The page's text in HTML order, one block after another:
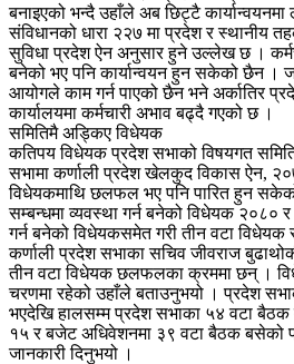
बनाइएको भन्दै उहाँले अब छिट्टै कार्यान्वयनमा
संविधानको धारा २२७ मा प्रदेश र स्थानीय
सुविधा प्रदेश ऐन अनुसार हुने उल्लेख छ ।
बनेको भए पनि कार्यान्वयन हुन सकेको छैन ।
आयोगले काम गर्न पाएको छैन भने अर्कातिर
कार्यालयमा कर्मचारी अभाव बढ्दै गएको छ ।
समितिमै अड्किए विधेयक
कतिपय विधेयक प्रदेश सभाको विषयगत
सभामा कर्णाली प्रदेश खेलकुद विकास ऐन,
विधेयकमाथि छलफल भए पनि पारित हुन
सम्बन्धमा व्यवस्था गर्न बनेको विधेयक २०८० र
गर्न बनेको विधेयकसमेत गरी तीन वटा विधेयक
कर्णाली प्रदेश सभाका सचिव जीवराज
तीन वटा विधेयक छलफलका क्रममा छन् ।
चरणमा रहेको उहाँले बताउनुभयो । प्रदेश
भएदेखि हालसम्म प्रदेश सभाका ५४ वटा
१५ र बजेट अधिवेशनमा ३९ वटा बैठक बसेको
जानकारी दिनुभयो ।